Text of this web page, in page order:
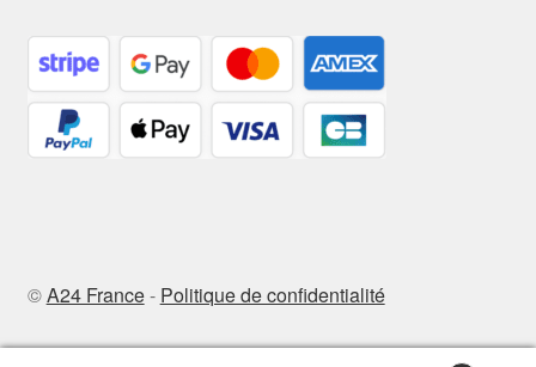
©A24 France- Politique de confidentialité